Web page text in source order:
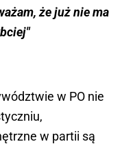
że już nie ma
w PO nie
w partii są